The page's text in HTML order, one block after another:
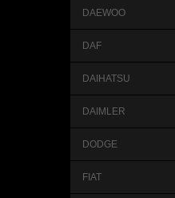
DAEWOO
DAF
DAIHATSU
DAIMLER
DODGE
FIAT